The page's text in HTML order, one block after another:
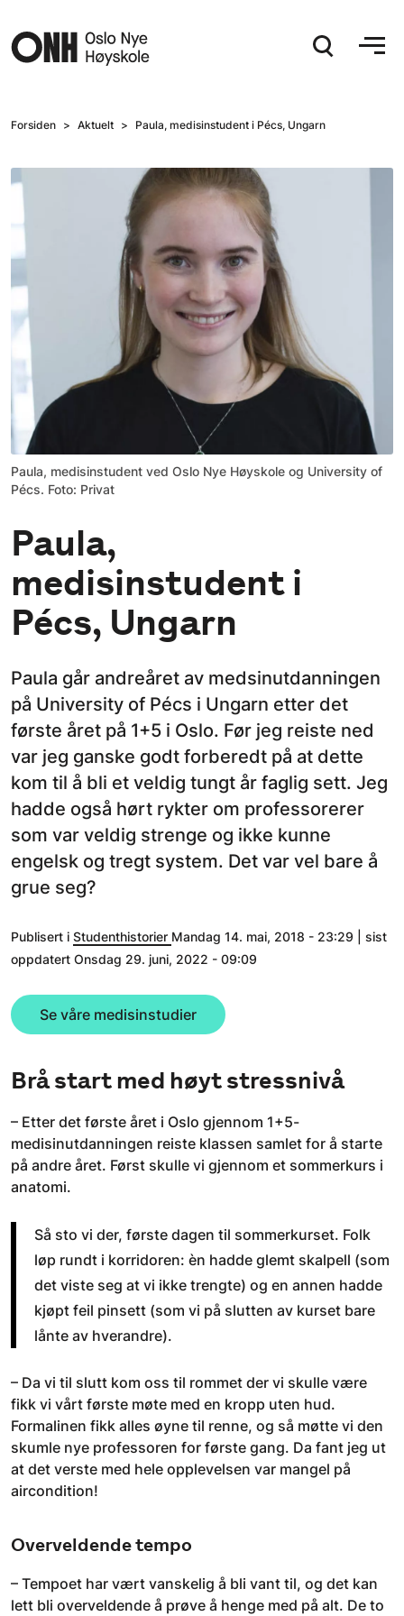
Forsiden Aktuelt Paula, medisinstudent i Pécs, Ungarn
Paula, medisinstudent ved Oslo Nye Høyskole og University of
Pécs. Foto: Privat
Paula,
medisinstudent i
Pécs, Ungarn
Paula går andreåret av medsinutdanningen
på University of Pécs i Ungarn etter det
første året på 1+5 i Oslo. Før jeg reiste ned
var jeg ganske godt forberedt på at dette
kom til å bli et veldig tungt år faglig sett. Jeg
hadde også hørt rykter om professorerer
som var veldig strenge og ikke kunne
engelsk og tregt system. Det var vel bare å
grue seg?
Publisert i Studenthistorier Mandag 14. mai, 2018 - 23:29 | sist
oppdatert Onsdag 29. juni, 2022 - 09:09
Se våre medisinstudier
Brå start med høyt stressnivå
– Etter det første året i Oslo gjennom 1+5-
medisinutdanningen reiste klassen samlet for å starte
på andre året. Først skulle vi gjennom et sommerkurs i
anatomi.
Så sto vi der, første dagen til sommerkurset. Folk
løp rundt i korridoren: èn hadde glemt skalpell (som
det viste seg at vi ikke trengte) og en annen hadde
kjøpt feil pinsett (som vi på slutten av kurset bare
lånte av hverandre).
– Da vi til slutt kom oss til rommet der vi skulle være
fikk vi vårt første møte med en kropp uten hud.
Formalinen fikk alles øyne til renne, og så møtte vi den
skumle nye professoren for første gang. Da fant jeg ut
at det verste med hele opplevelsen var mangel på
aircondition!
Overveldende tempo
– Tempoet har vært vanskelig å bli vant til, og det kan
lett bli overveldende å prøve å henge med på alt. De to